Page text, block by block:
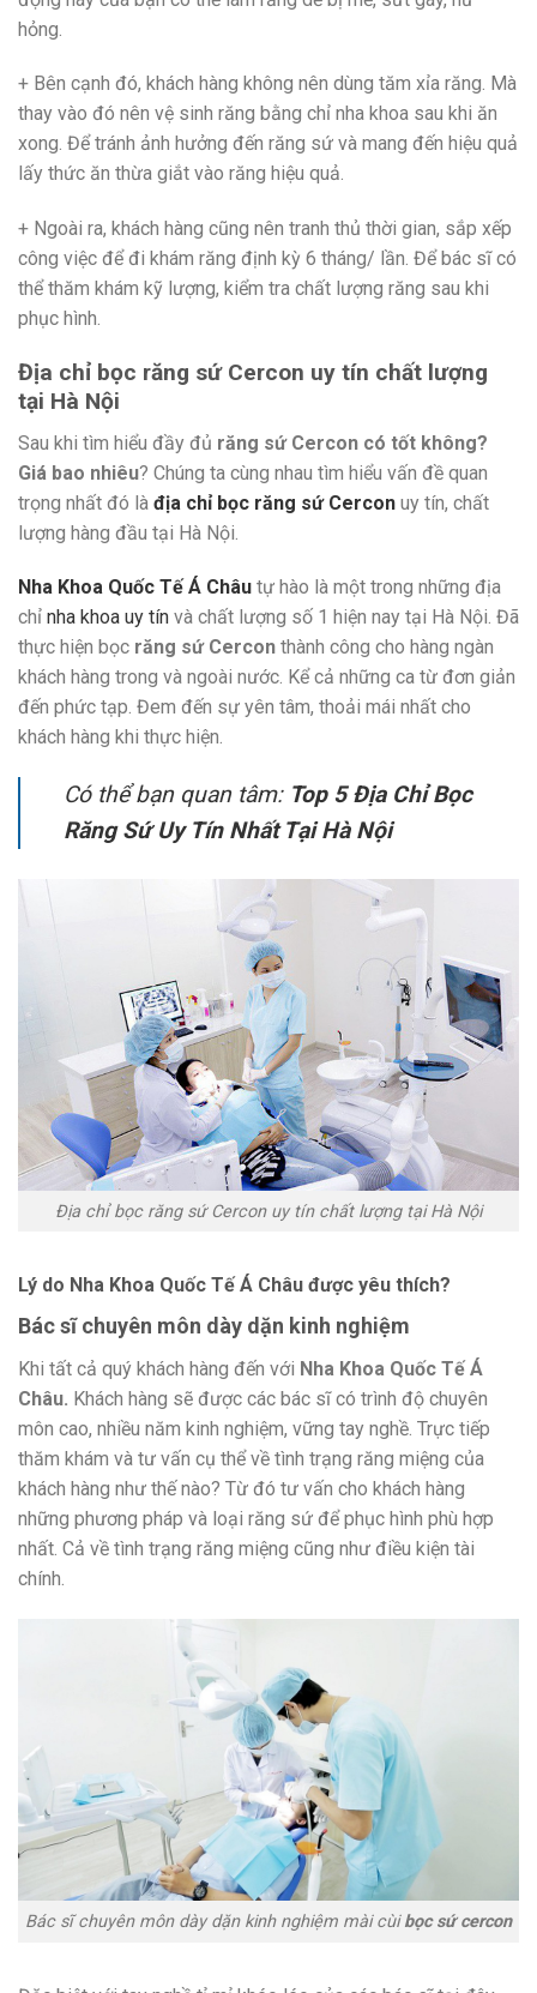
hỏng.
+ Bên cạnh đó, khách hàng không nên dùng tăm xỉa răng. Mà
thay vào đó nên vệ sinh răng bằng chỉ nha khoa sau khi ăn
xong. Để tránh ảnh hưởng đến răng sứ và mang đến hiệu quả
lấy thức ăn thừa giắt vào răng hiệu quả.
+ Ngoài ra, khách hàng cũng nên tranh thủ thời gian, sắp xếp
công việc để đi khám răng định kỳ 6 tháng/ lần. Để bác sĩ có
thể thăm khám kỹ lượng, kiểm tra chất lượng răng sau khi
phục hình.
Địa chỉ bọc răng sứ Cercon uy tín chất lượng
tại Hà Nội
Sau khi tìm hiểu đầy đủ răng sứ Cercon có tốt không?
Giá bao nhiêu? Chúng ta cùng nhau tìm hiểu vấn đề quan
trọng nhất đó là địa chỉ bọc răng sứ Cercon uy tín, chất
lượng hàng đầu tại Hà Nội.
Nha Khoa Quốc Tế Á Châu tự hào là một trong những địa
chỉ nha khoa uy tín và chất lượng số 1 hiện nay tại Hà Nội. Đã
thực hiện bọc răng sứ Cercon thành công cho hàng ngàn
khách hàng trong và ngoài nước. Kể cả những ca từ đơn giản
đến phức tạp. Đem đến sự yên tâm, thoải mái nhất cho
khách hàng khi thực hiện.
Có thể bạn quan tâm: Top 5 Địa Chỉ Bọc
Răng Sứ Uy Tín Nhất Tại Hà Nội
Địa chỉ bọc răng sứ Cercon uy tín chất lượng tại Hà Nội
Lý do Nha Khoa Quốc Tế Á Châu được yêu thích?
Bác sĩ chuyên môn dày dặn kinh nghiệm
Khi tất cả quý khách hàng đến với Nha Khoa Quốc Tế Á
Châu. Khách hàng sẽ được các bác sĩ có trình độ chuyên
môn cao, nhiều năm kinh nghiệm, vững tay nghề. Trực tiếp
thăm khám và tư vấn cụ thể về tình trạng răng miệng của
khách hàng như thế nào? Từ đó tư vấn cho khách hàng
những phương pháp và loại răng sứ để phục hình phù hợp
nhất. Cả về tình trạng răng miệng cũng như điều kiện tài
chính.
Bác sĩ chuyên môn dày dặn kinh nghiệm mài cùibọc sứ cercon